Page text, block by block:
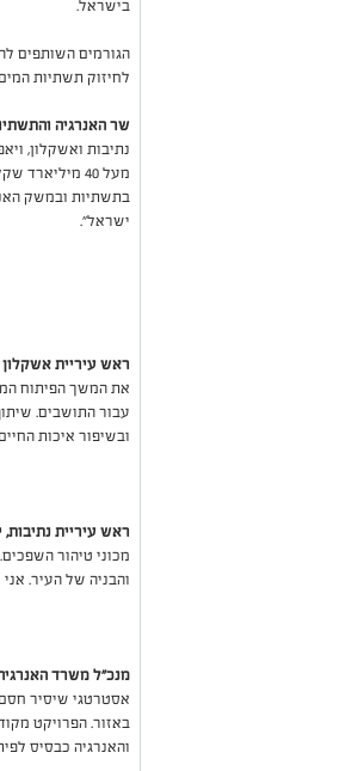
בישראל.
הגורמים השותפים
לחיזוק תשתיות
שר האנרגיה
נתיבות ואשקלון,
מעל 40
בתשתיות ובמשק
ישראל״.
ראש עיריית אשקלון
את המשך הפיתוח
עבור התושבים.
ובשיפור איכות
ראש עיריית נתיבות,
מכוני טיהור
והבניה של העיר.
מנכ"ל משרד האנרגיה,
אסטרטגי שיסיר
באזור. הפרויקט
והאנרגיה כבסיס